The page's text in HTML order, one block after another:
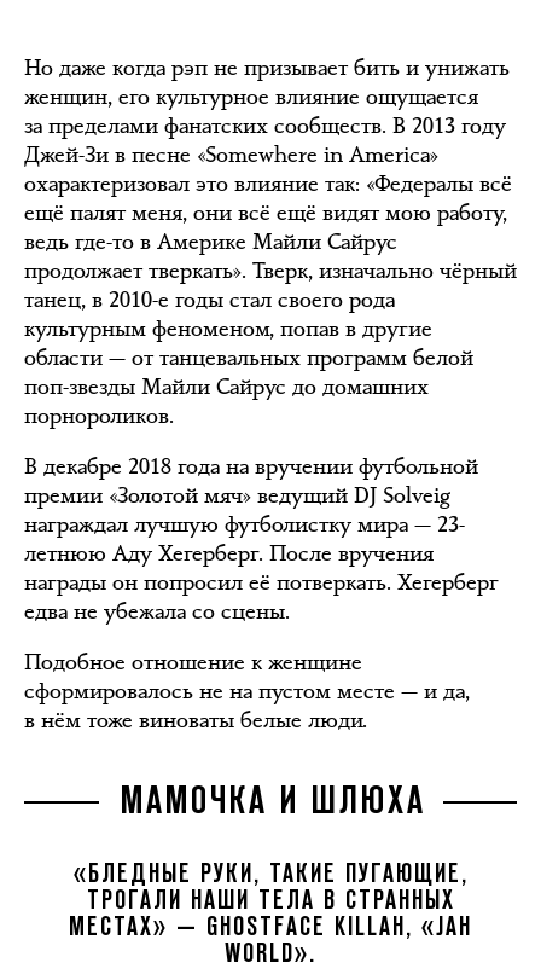
Но даже когда рэп не призывает бить и унижать
женщин, его культурное влияние ощущается
за пределами фанатских сообществ. В 2013 году
Джей-Зи в песне «Somewhere in America»
охарактеризовал это влияние так: «Федералы всё
ещё палят меня, они всё ещё видят мою работу,
ведь где-то в Америке Майли Сайрус
продолжает тверкать». Тверк, изначально чёрный
танец, в 2010-е годы стал своего рода
культурным феноменом, попав в другие
области — от танцевальных программ белой
поп-звезды Майли Сайрус до домашних
порнороликов.
В декабре 2018 года на вручении футбольной
премии «Золотой мяч» ведущий DJ Solveig
награждал лучшую футболистку мира — 23-
летнюю Аду Хегерберг. После вручения
награды он попросил её потверкать. Хегерберг
едва не убежала со сцены.
Подобное отношение к женщине
сформировалось не на пустом месте — и да,
в нём тоже виноваты белые люди.
МАМОЧКА И ШЛЮХА
«БЛЕДНЫЕ РУКИ, ТАКИЕ ПУГАЮЩИЕ,
ТРОГАЛИ НАШИ ТЕЛА В СТРАННЫХ
МЕСТАХ» — GHOSTFACE KILLAH, «JAH
WORLD».